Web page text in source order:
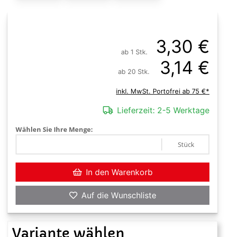
ab 1 Stk. 3,30 €
ab 20 Stk. 3,14 €
inkl. MwSt. Portofrei ab 75 €*
Lieferzeit: 2-5 Werktage
Wählen Sie Ihre Menge:
Stück
In den Warenkorb
Auf die Wunschliste
Variante wählen